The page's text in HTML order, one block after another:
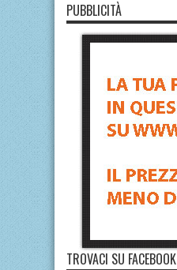
PUBBLICITÀ
TROVACI SU FACEBOOK